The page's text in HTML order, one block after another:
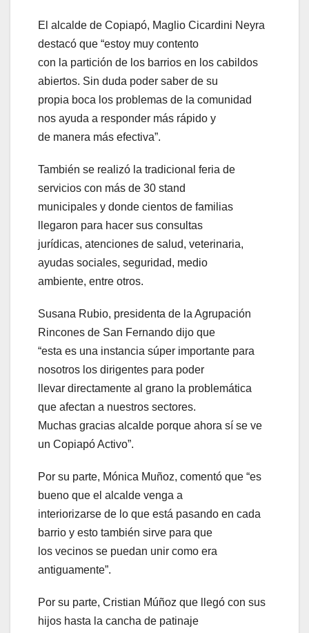
El alcalde de Copiapó, Maglio Cicardini Neyra
destacó que “estoy muy contento
con la partición de los barrios en los cabildos
abiertos. Sin duda poder saber de su
propia boca los problemas de la comunidad
nos ayuda a responder más rápido y
de manera más efectiva”.
También se realizó la tradicional feria de
servicios con más de 30 stand
municipales y donde cientos de familias
llegaron para hacer sus consultas
jurídicas, atenciones de salud, veterinaria,
ayudas sociales, seguridad, medio
ambiente, entre otros.
Susana Rubio, presidenta de la Agrupación
Rincones de San Fernando dijo que
“esta es una instancia súper importante para
nosotros los dirigentes para poder
llevar directamente al grano la problemática
que afectan a nuestros sectores.
Muchas gracias alcalde porque ahora sí se ve
un Copiapó Activo”.
Por su parte, Mónica Muñoz, comentó que “es
bueno que el alcalde venga a
interiorizarse de lo que está pasando en cada
barrio y esto también sirve para que
los vecinos se puedan unir como era
antiguamente”.
Por su parte, Cristian Múñoz que llegó con sus
hijos hasta la cancha de patinaje